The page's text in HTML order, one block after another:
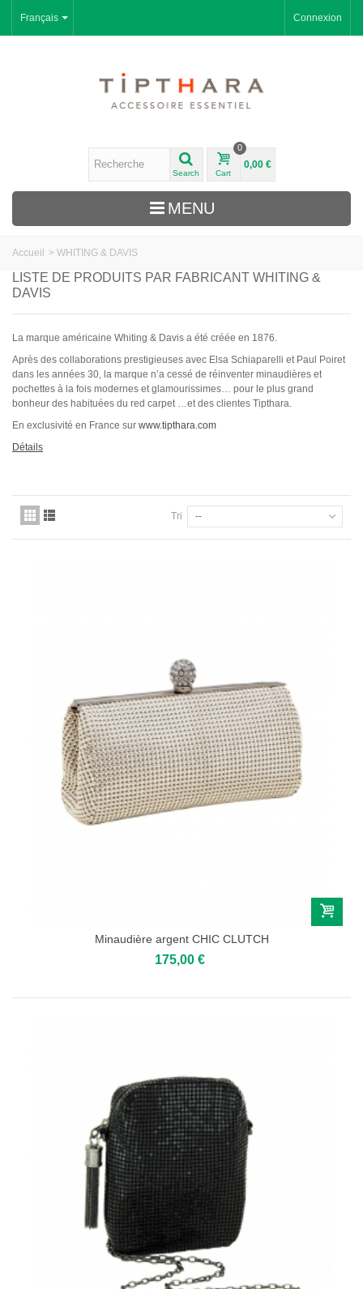
Français Connexion
Search Cart
0
0,00 €
MENU
Accueil > WHITING & DAVIS
LISTE DE PRODUITS PAR FABRICANT WHITING &
DAVIS
La marque américaine Whiting & Davis a été créée en 1876.
Après des collaborations prestigieuses avec Elsa Schiaparelli et Paul Poiret
dans les années 30, la marque n’a cessé de réinventer minaudières et
pochettes à la fois modernes et glamourissimes… pour le plus grand
bonheur des habituées du red carpet …et des clientes Tipthara.
En exclusivité en France sur www.tipthara.com
Détails
Tri --
Minaudière argent CHIC CLUTCH
175,00 €